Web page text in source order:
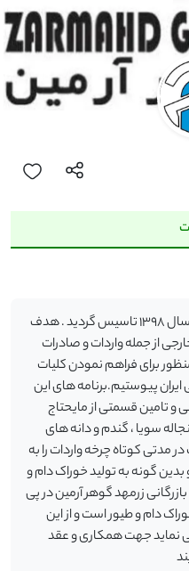
شرکت بازرگانی زرمهد گوهر آرمین در سال 1398 تاسیس گردید . هدف
از جمله واردات و صادرات
برای فراهم نمودن کلیات
ایران پیوستیم.برنامه های این
تامین قسمتی از مایحتاج
سویا ، گندم و دانه های
کوتاه چرخه واردات را به
گونه به تولید خوراک دام و
زرمهد گوهر آرمین در پی
دام و طیور است و از این
نماید جهت همکاری و عقد